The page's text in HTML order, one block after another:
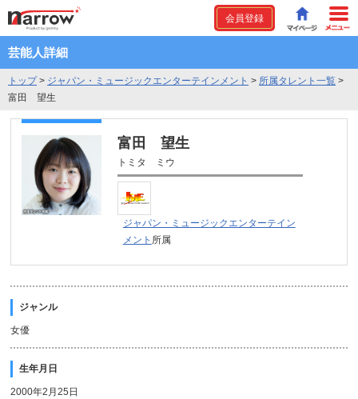
会員登録
芸能人詳細
トップ> ジャパン・ミュージックエンターテインメント > 所属タレント一覧 >
富田 望生
富田 望生
トミタ ミウ
ジャパン・ミュージックエンターテイン
メント 所属
ジャンル
女優
生年月日
2000年2月25日